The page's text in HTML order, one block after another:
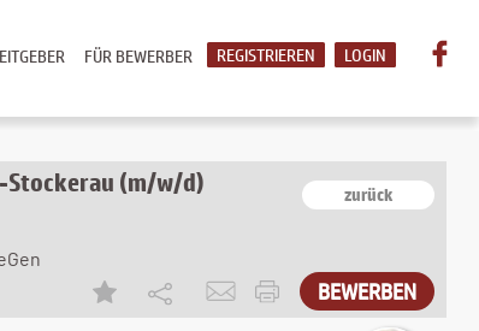
LOGIN
REGISTRIEREN
FÜR BEWERBER
Stockerau (m/w/d) zurück